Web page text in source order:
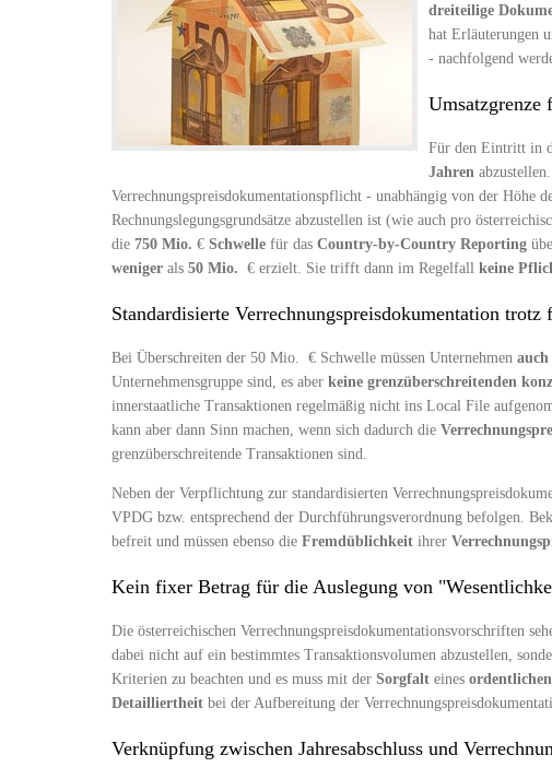
dreiteilige
hat Erläuterungen
- nachfolgend
Für den Eintritt in
Jahren
Verrechnungspreisdokumentationspflicht - unabhängig von der Höhe
Rechnungslegungsgrundsätze abzustellen ist (wie auch pro
die 750 Mio. € Schwelle für das Country-by-Country Reporting
weniger als 50 Mio. € erzielt. Sie trifft dann im Regelfall keine
Standardisierte Verrechnungspreisdokumentation
Bei Überschreiten der 50 Mio. € Schwelle müssen Unternehmen auch
Unternehmensgruppe sind, es aber keine grenzüberschreitenden
innerstaatliche Transaktionen regelmäßig nicht ins Local File
kann aber dann Sinn machen, wenn sich dadurch die
grenzüberschreitende Transaktionen sind.
Neben der Verpflichtung zur standardisierten
VPDG bzw. entsprechend der Durchführungsverordnung befolgen.
befreit und müssen ebenso die Fremdüblichkeit ihrer
Kein fixer Betrag für die Auslegung von
Die österreichischen Verrechnungspreisdokumentationsvorschriften
dabei nicht auf ein bestimmtes Transaktionsvolumen abzustellen,
Kriterien zu beachten und es muss mit der Sorgfalt eines
Detailliertheit bei der Aufbereitung der
Verknüpfung zwischen Jahresabschluss und